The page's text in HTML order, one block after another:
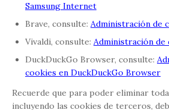
Samsung Internet
Brave, consulte: Administración de
Vivaldi, consulte: Administración de
DuckDuckGo Browser, consulte:
cookies en DuckDuckGo Browser
Recuerde que para poder eliminar
incluyendo las cookies de terceros,